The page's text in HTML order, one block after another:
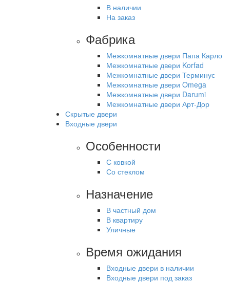
В наличии
На заказ
Фабрика
Межкомнатные двери Папа Карло
Межкомнатные двери Korfad
Межкомнатные двери Терминус
Межкомнатные двери Omega
Межкомнатные двери Darumi
Межкомнатные двери Арт-Дор
Скрытые двери
Входные двери
Особенности
С ковкой
Со стеклом
Назначение
В частный дом
В квартиру
Уличные
Время ожидания
Входные двери в наличии
Входные двери под заказ